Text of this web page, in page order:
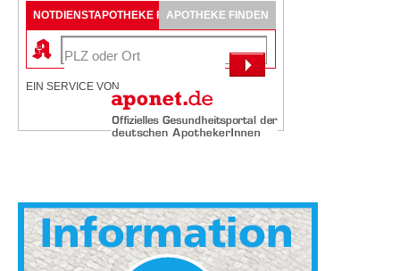
NOTDIENSTAPOTHEKE FINDENAPOTHEKE FINDEN
EIN SERVICE VON